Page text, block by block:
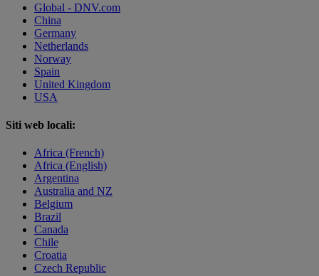
Global - DNV.com
China
Germany
Netherlands
Norway
Spain
United Kingdom
USA
Siti web locali:
Africa (French)
Africa (English)
Argentina
Australia and NZ
Belgium
Brazil
Canada
Chile
Croatia
Czech Republic